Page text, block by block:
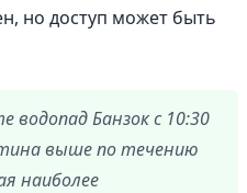
но доступ может быть
водопад Банзок с 10:30
выше по течению
наиболее